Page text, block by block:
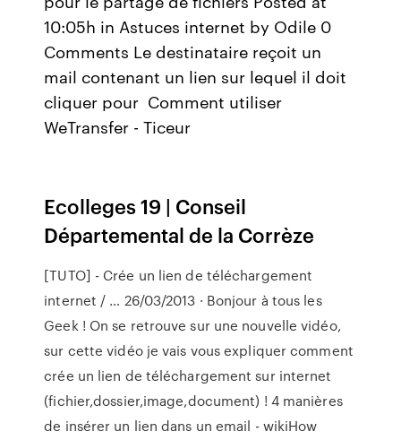
10:05h in Astuces internet by Odile 0
Comments Le destinataire reçoit un
mail contenant un lien sur lequel il doit
cliquer pour Comment utiliser
WeTransfer - Ticeur
Ecolleges 19 | Conseil
Départemental de la Corrèze
[TUTO] - Crée un lien de téléchargement
internet / … 26/03/2013 · Bonjour à tous les
Geek ! On se retrouve sur une nouvelle vidéo,
sur cette vidéo je vais vous expliquer comment
crée un lien de téléchargement sur internet
(fichier,dossier,image,document) ! 4 manières
de insérer un lien dans un email - wikiHow